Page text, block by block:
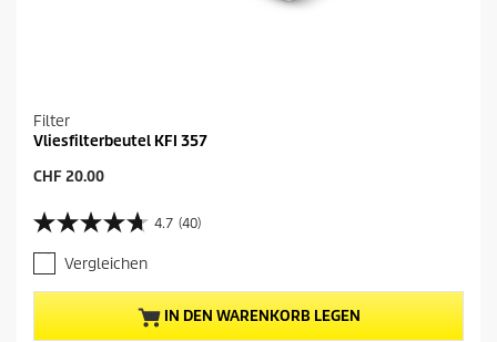
Filter
Vliesfilterbeutel KFI 357
A
t
u
e
l
l
e
CHF 20.00
4.7 (40)
4
.
7
v
n
Vergleichen
IN DEN WARENKORB LEGEN